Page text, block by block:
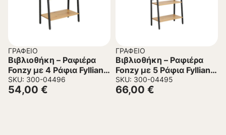
ΓΡΑΦΕΊΟ
Βιβλιοθήκη – Ραφιέρα
Fonzy με 4 Ράφια Fylliana
Sonoma 64x34x130 εκ.
SKU: 300-04496
54,00 €
ΓΡΑΦΕΊΟ
Βιβλιοθήκη – Ραφιέρα
Fonzy με 5 Ράφια Fylliana
Sonoma 64x34x164 εκ.
SKU: 300-04495
66,00 €